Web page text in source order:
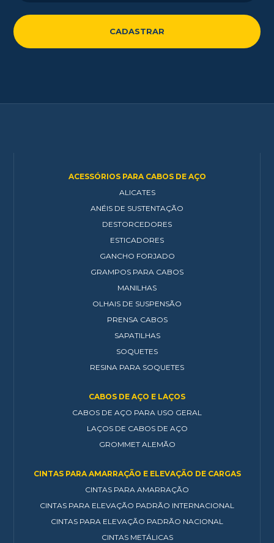
ACESSÓRIOS PARA CABOS DE AÇO
ALICATES
ANÉIS DE SUSTENTAÇÃO
DESTORCEDORES
ESTICADORES
GANCHO FORJADO
GRAMPOS PARA CABOS
MANILHAS
OLHAIS DE SUSPENSÃO
PRENSA CABOS
SAPATILHAS
SOQUETES
RESINA PARA SOQUETES
CABOS DE AÇO E LAÇOS
CABOS DE AÇO PARA USO GERAL
LAÇOS DE CABOS DE AÇO
GROMMET ALEMÃO
CINTAS PARA AMARRAÇÃO E ELEVAÇÃO DE CARGAS
CINTAS PARA AMARRAÇÃO
CINTAS PARA ELEVAÇÃO PADRÃO INTERNACIONAL
CINTAS PARA ELEVAÇÃO PADRÃO NACIONAL
CINTAS METÁLICAS